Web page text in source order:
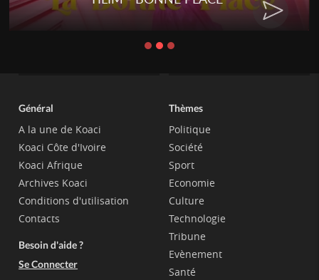
Général
A la une de Koaci
Koaci Côte d'Ivoire
Koaci Afrique
Archives Koaci
Conditions d'utilisation
Contacts
Besoin d'aide ?
Se Connecter
Thèmes
Politique
Société
Sport
Economie
Culture
Technologie
Tribune
Evènement
Santé